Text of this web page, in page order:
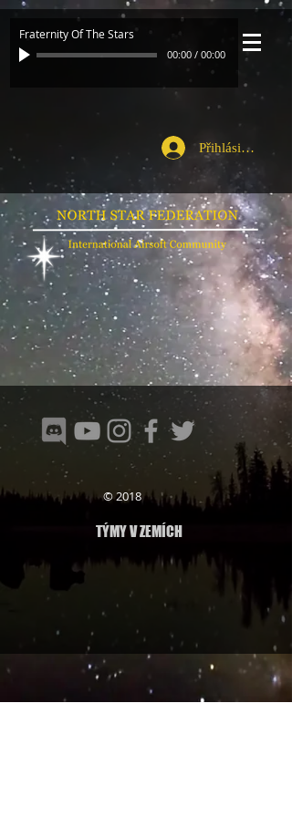
Fraternity Of The Stars
00:00 / 00:00
Přihlásit se
© 2018
TÝMY V ZEMÍCH